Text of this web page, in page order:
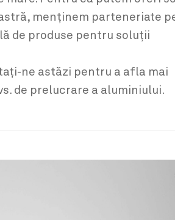
menținem parteneriate
de produse pentru soluții
ne astăzi pentru a afla mai
de prelucrare a aluminiului.